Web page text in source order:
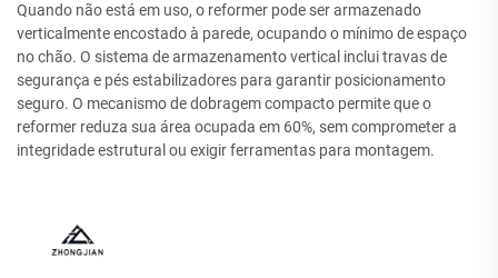
Quando não está em uso, o reformer pode ser armazenado
verticalmente encostado à parede, ocupando o mínimo de espaço
no chão. O sistema de armazenamento vertical inclui travas de
segurança e pés estabilizadores para garantir posicionamento
seguro. O mecanismo de dobragem compacto permite que o
reformer reduza sua área ocupada em 60%, sem comprometer a
integridade estrutural ou exigir ferramentas para montagem.